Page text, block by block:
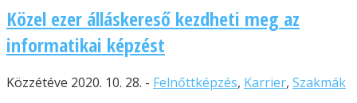
Közel ezer álláskereső kezdheti meg az
informatikai képzést
Közzétéve 2020. 10. 28. - Felnőttképzés, Karrier, Szakmák